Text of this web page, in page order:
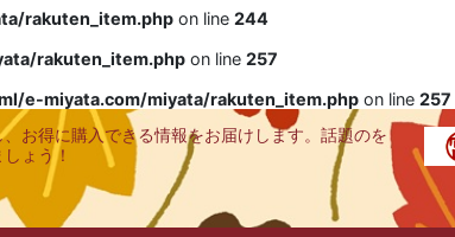
rakuten_item.php on line 244
rakuten_item.php on line 257
e-miyata.com/miyata/rakuten_item.php on line 257
お得に購入できる情報をお届けします。話題のを
ょう！